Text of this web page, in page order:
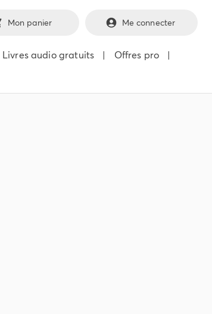
Mon panier Me connecter
Livres audio gratuits | Offres pro
|